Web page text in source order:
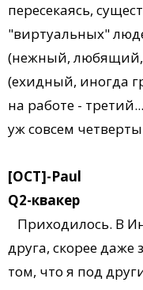
пересекаясь,
"виртуальных"
(нежный, любящий,
(ехидный, иногда
на работе -
уж совсем
[OCT]-Paul
Q2-квакер
Приходилось. В
друга, скорее даже
том, что я под